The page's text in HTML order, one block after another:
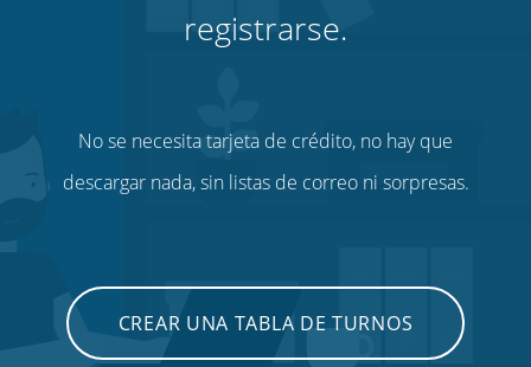
registrarse.
No se necesita tarjeta de crédito, no hay que
descargar nada, sin listas de correo ni sorpresas.
CREAR UNA TABLA DE TURNOS